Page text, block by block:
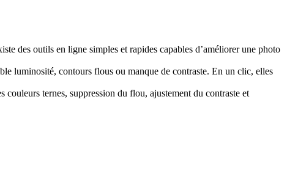
des outils en ligne simples et rapides capables d’améliorer une photo
luminosité, contours flous ou manque de contraste. En un clic, elles
ternes, suppression du flou, ajustement du contraste et